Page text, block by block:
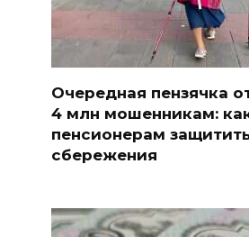
Очередная пензячка
4 млн мошенникам:
пенсионерам
сбережения